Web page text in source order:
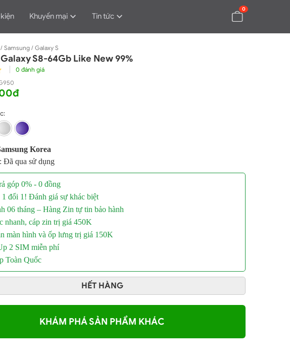
0
Khuyến mại Tin tức
/ Samsung / Galaxy S
S8-64Gb Like New 99%
0 đánh giá
Korea
Đã qua sử dụng
góp 0% - 0 đồng
1 đổi 1! Đánh giá sự khác biệt
06 tháng – Hàng Zin tự tin bảo hành
nhanh, cáp zin trị giá 450K
màn hình và ốp lưng trị giá 150K
2 SIM miễn phí
Toàn Quốc
HẾT HÀNG
KHÁM PHÁ SẢN PHẨM KHÁC